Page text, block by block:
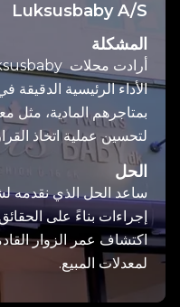
Luksusbaby A/S
المشكلة
الأداء الرئيسية الدقيقة
بمتاجرهم المادية، مثل
لتحسين عملية اتخاذ
الحل
إجراءات بناءً على
اكتشاف عمر الزوار
لمعدلات المبيع.